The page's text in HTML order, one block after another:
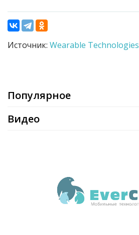
Источник: Wearable Technologies
Популярное
Видео